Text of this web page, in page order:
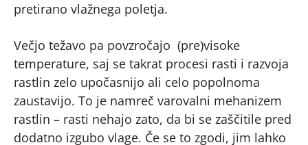
pretirano vlažnega poletja.
Večjo težavo pa povzročajo (pre)visoke
temperature, saj se takrat procesi rasti i razvoja
rastlin zelo upočasnijo ali celo popolnoma
zaustavijo. To je namreč varovalni mehanizem
rastlin – rasti nehajo zato, da bi se zaščitile pred
dodatno izgubo vlage. Če se to zgodi, jim lahko